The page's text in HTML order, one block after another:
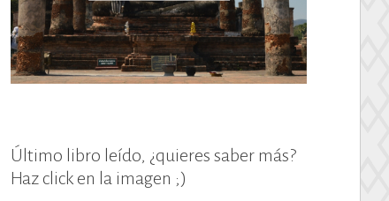
Último libro leído, ¿quieres saber más?
Haz click en la imagen ;)